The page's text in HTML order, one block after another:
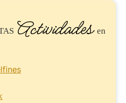
Actividades en